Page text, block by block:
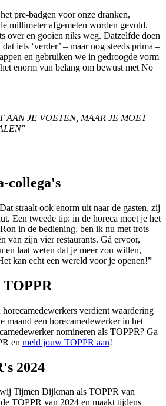
pre-badgen voor onze dranken,
millimeter afgemeten worden gevuld.
over en gooien niks weg. Datzelfde doen
iets ‘verder’ – maar nog steeds prima –
en gebruiken we in gedroogde vorm
enorm van belang om bewust met No
AAN JE VOETEN, MAAR JE MOET
collega's
straalt ook enorm uit naar de gasten, zij
Een tweede tip: in de horeca moet je het
in de bediening, ben ik nu met trots
van zijn vier restaurants. Gá ervoor,
en laat weten dat je meer zou willen,
kan echt een wereld voor je openen!”
verdient waardering
maand een horecamedewerker in het
nomineren als TOPPR? Ga
en meld jouw TOPPR aan!
2024
Tijmen Dijkman als TOPPR van
TOPPR van 2024 en maakt tijdens